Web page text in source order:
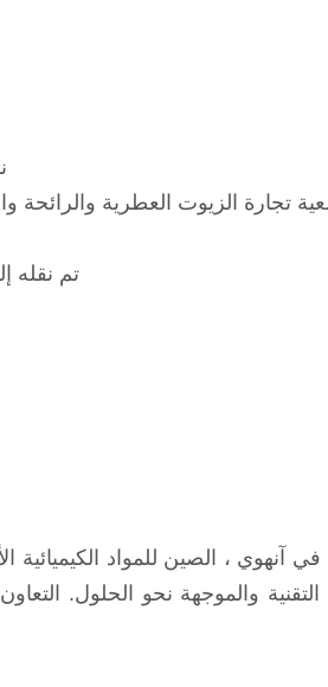
2023 ، تم
آنهوي ، الصين للمواد الكيميائية
والموجهة نحو الحلول.